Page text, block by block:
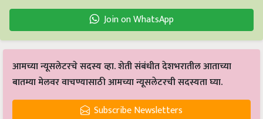
Join on WhatsApp
आमच्या न्यूसलेटरचे सदस्य व्हा. शेती संबंधीत देशभरातील आताच्या
बातम्या मेलवर वाचण्यासाठी आमच्या न्यूसलेटरची सदस्यता घ्या.
Subscribe Newsletters